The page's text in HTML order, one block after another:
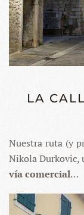
LA
Nuestra ruta (y
Nikola Durkovic,
vía comercial…